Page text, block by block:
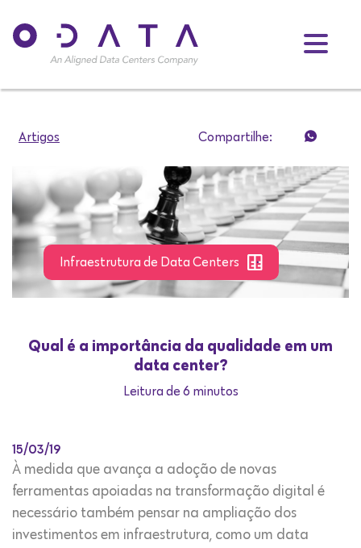
Artigos Compartilhe:
Infraestrutura de Data Centers
Qual é a importância da qualidade em um
data center?
Leitura de 6 minutos
15/03/19
À medida que avança a adoção de novas
ferramentas apoiadas na transformação digital é
necessário também pensar na ampliação dos
investimentos em infraestrutura, como um data